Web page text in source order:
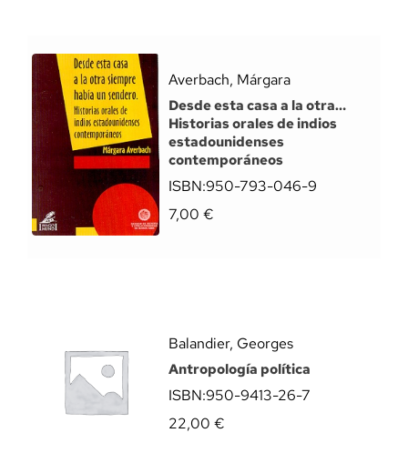
Averbach, Márgara
Desde esta casa a la otra…
Historias orales de indios
estadounidenses
contemporáneos
ISBN:950-793-046-9
7,00 €
Balandier, Georges
Antropología política
ISBN:950-9413-26-7
22,00 €